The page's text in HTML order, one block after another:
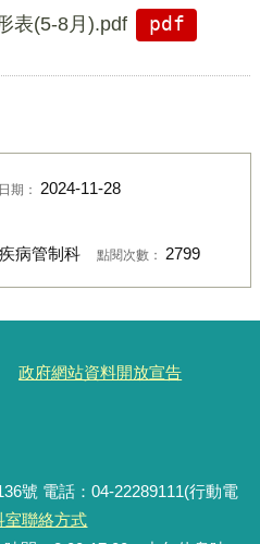
表(5-8月).pdf
pdf
期： 2024-11-28
病管制科 點閱次數： 2799
政府網站資料開放宣告
號 電話：04-22289111(行動電
室聯絡方式